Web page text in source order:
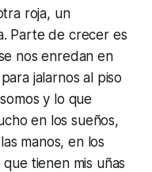
roja, un
Parte de crecer es
nos enredan en
jalarnos al piso
y lo que
en los sueños,
manos, en los
tienen mis uñas